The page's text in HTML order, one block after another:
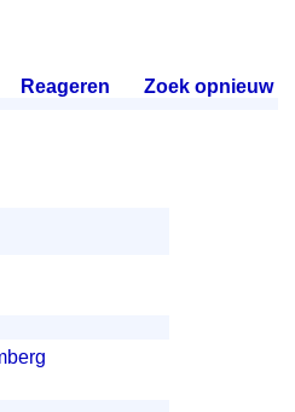
Reageren Zoek opnieuw.